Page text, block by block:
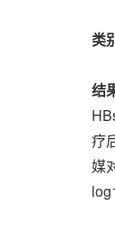
类
结
疗
媒